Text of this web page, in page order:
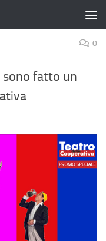
0
sono fatto un